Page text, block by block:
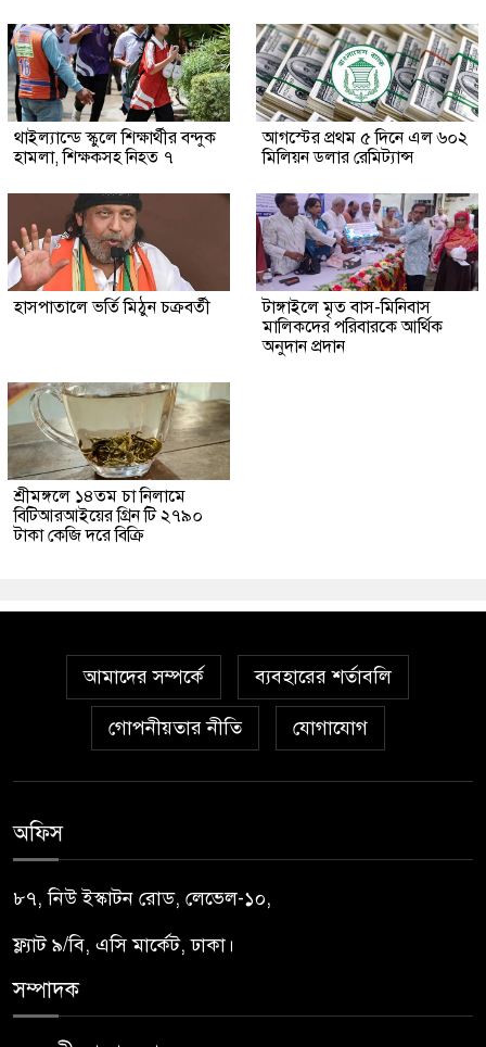
থাইল্যান্ডে স্কুলে শিক্ষার্থীর বন্দুক
হামলা, শিক্ষকসহ নিহত ৭
আগস্টের প্রথম ৫ দিনে এল ৬০২
মিলিয়ন ডলার রেমিট্যান্স
হাসপাতালে ভর্তি মিঠুন চক্রবর্তী
টাঙ্গাইলে মৃত বাস-মিনিবাস
মালিকদের পরিবারকে আর্থিক
অনুদান প্রদান
শ্রীমঙ্গলে ১৪তম চা নিলামে
বিটিআরআইয়ের গ্রিন টি ২৭৯০
টাকা কেজি দরে বিক্রি
আমাদের সম্পর্কে ব্যবহারের শর্তাবলি
গোপনীয়তার নীতি যোগাযোগ
অফিস
৮৭, নিউ ইস্কাটন রোড, লেভেল-১০,
ফ্ল্যাট ৯/বি, এসি মার্কেট, ঢাকা।
সম্পাদক